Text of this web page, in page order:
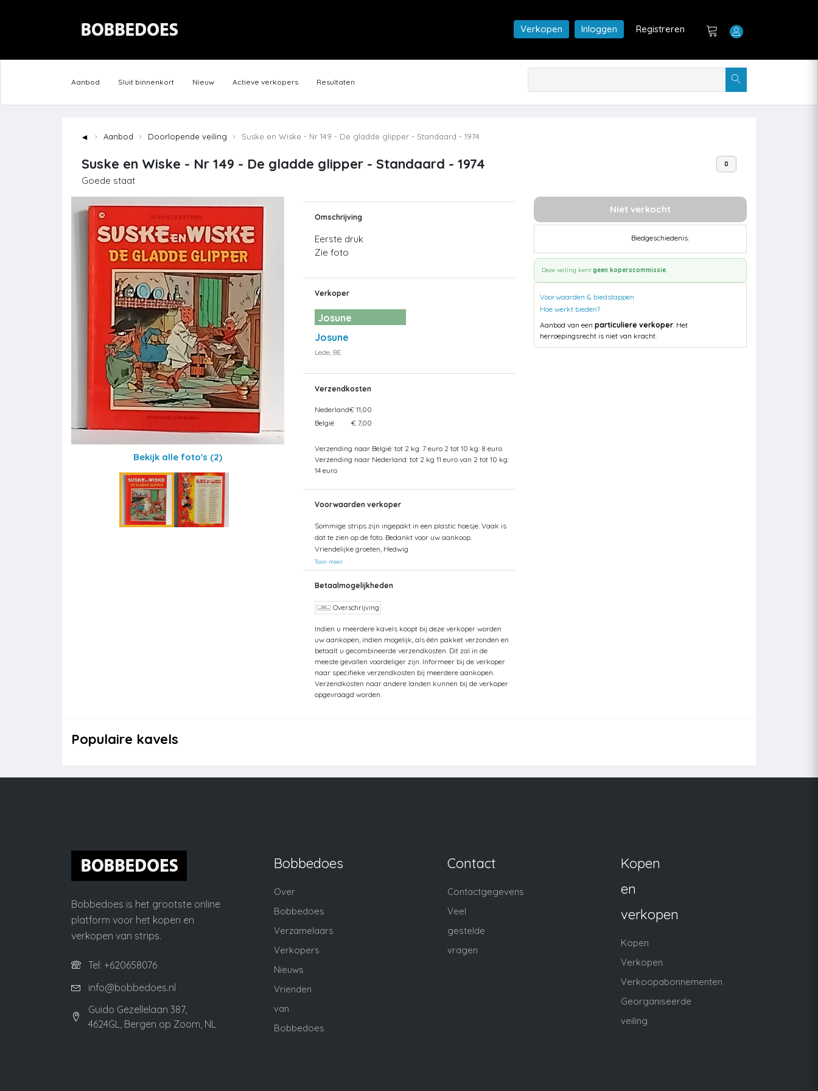
Verkopen Inloggen Registreren
Aanbod Sluit binnenkort Nieuw Actieve verkopers Resultaten
◄ Aanbod Doorlopende veiling Suske en Wiske - Nr 149 - De gladde glipper - Standaard - 1974
Suske en Wiske - Nr 149 - De gladde glipper - Standaard - 1974
Goede staat
0
Bekijk alle foto's (2)
Omschrijving
Eerste druk
Zie foto
Verkoper
Josune
Josune
Lede, BE
Verzendkosten
Nederland€ 11,00
België
€ 7,00
Verzending naar België: tot 2 kg: 7 euro 2 tot 10 kg: 8 euro
Verzending naar Nederland: tot 2 kg 11 euro van 2 tot 10 kg:
14 euro
Voorwaarden verkoper
Sommige strips zijn ingepakt in een plastic hoesje. Vaak is
dat te zien op de foto. Bedankt voor uw aankoop.
Vriendelijke groeten, Hedwig
Toon meer
Betaalmogelijkheden
Overschrijving
Indien u meerdere kavels koopt bij deze verkoper worden
uw aankopen, indien mogelijk, als één pakket verzonden en
betaalt u gecombineerde verzendkosten. Dit zal in de
meeste gevallen voordeliger zijn. Informeer bij de verkoper
naar specifieke verzendkosten bij meerdere aankopen.
Verzendkosten naar andere landen kunnen bij de verkoper
opgevraagd worden.
Niet verkocht
Biedgeschiedenis:
Deze veiling kent geen koperscommissie.
Voorwaarden & biedstappen
Hoe werkt bieden?
Aanbod van een particuliere verkoper. Het
herroepingsrecht is niet van kracht.
Populaire kavels
Bobbedoes is het grootste online
platform voor het kopen en
verkopen van strips.
Tel: +620658076
info@bobbedoes.nl
Guido Gezellelaan 387,
4624GL, Bergen op Zoom, NL
Bobbedoes
Over
Bobbedoes
Verzamelaars
Verkopers
Nieuws
Vrienden
van
Bobbedoes
Contact
Contactgegevens
Veel
gestelde
vragen
Kopen
en
verkopen
Kopen
Verkopen
Verkoopabonnementen
Georganiseerde
veiling